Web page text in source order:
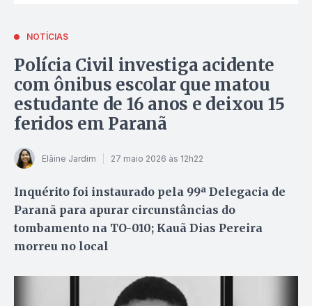
NOTÍCIAS
Polícia Civil investiga acidente
com ônibus escolar que matou
estudante de 16 anos e deixou 15
feridos em Paranã
Elâine Jardim 27 maio 2026 às 12h22
Inquérito foi instaurado pela 99ª Delegacia de
Paranã para apurar circunstâncias do
tombamento na TO-010; Kauã Dias Pereira
morreu no local